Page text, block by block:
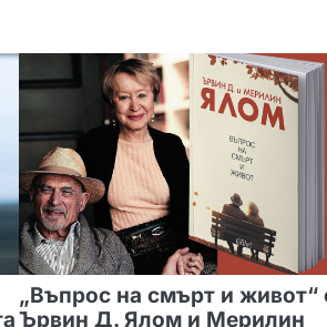
„Въпрос на смърт и живот“
Ървин Д. Ялом и Мерилин